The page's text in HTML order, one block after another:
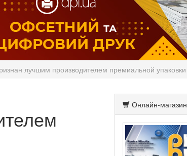
лучшим производителем премиальной упаковки
Онлайн-магазин